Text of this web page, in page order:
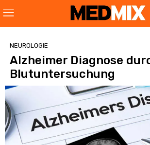
NEUROLOGIE
Alzheimer Diagnose
Blutuntersuchung